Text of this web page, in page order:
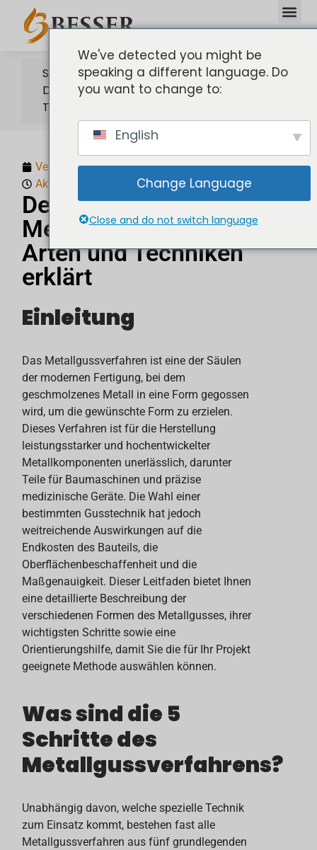
Startseite
Der Metallgussprozess: Arten und
Techniken erklärt
Veröffentlicht: 23. Oktober 2025
Aktualisiert: 23. Oktober 2025
Der
Metallgussprozess:
Arten und Techniken
erklärt
Einleitung
Das Metallgussverfahren ist eine der Säulen
der modernen Fertigung, bei dem
geschmolzenes Metall in eine Form gegossen
wird, um die gewünschte Form zu erzielen.
Dieses Verfahren ist für die Herstellung
leistungsstarker und hochentwickelter
Metallkomponenten unerlässlich, darunter
Teile für Baumaschinen und präzise
medizinische Geräte. Die Wahl einer
bestimmten Gusstechnik hat jedoch
weitreichende Auswirkungen auf die
Endkosten des Bauteils, die
Oberflächenbeschaffenheit und die
Maßgenauigkeit. Dieser Leitfaden bietet Ihnen
eine detaillierte Beschreibung der
verschiedenen Formen des Metallgusses, ihrer
wichtigsten Schritte sowie eine
Orientierungshilfe, damit Sie die für Ihr Projekt
geeignete Methode auswählen können.
Was sind die 5
Schritte des
Metallgussverfahrens?
Unabhängig davon, welche spezielle Technik
zum Einsatz kommt, bestehen fast alle
Metallgussverfahren aus fünf grundlegenden
We've detected you might be
speaking a different language. Do
you want to change to:
English
Change Language
Close and do not switch language